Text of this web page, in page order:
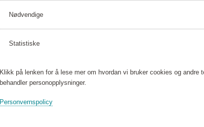
med gammel opprinnelse. Vår Croquet Original
fått vokse sakte for å danne et sterkt og
6 køller, 6 baller som matcher fargen på
For å enkelt kunne oppbevare og bære spillet
med en bag.
Nødvendige
Statistiske
Klikk på lenken for å lese mer om hvordan vi bruker cookies og
behandler personopplysninger.
Personvernspolicy